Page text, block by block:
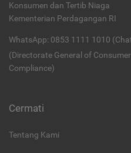
Konsumen dan Tertib Niaga
Kementerian Perdagangan RI
WhatsApp: 0853 1111 1010
(Directorate General of
Compliance)
Cermati
Tentang Kami